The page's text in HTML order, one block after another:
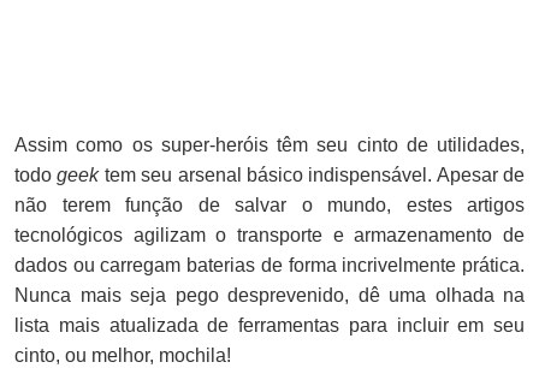
Assim como os super-heróis têm seu cinto de utilidades,
todogeek tem seu arsenal básico indispensável. Apesar de
não terem função de salvar o mundo, estes artigos
tecnológicos agilizam o transporte e armazenamento de
dados ou carregam baterias de forma incrivelmente prática.
Nunca mais seja pego desprevenido, dê uma olhada na
lista mais atualizada de ferramentas para incluir em seu
cinto, ou melhor, mochila!